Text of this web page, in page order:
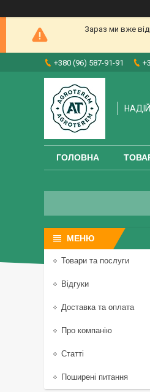
Зараз ми вже
+380 (96) 587-91-91
ГОЛОВНА
Товари та послуги
Відгуки
Доставка та оплата
Про компанію
Статті
Поширені питання